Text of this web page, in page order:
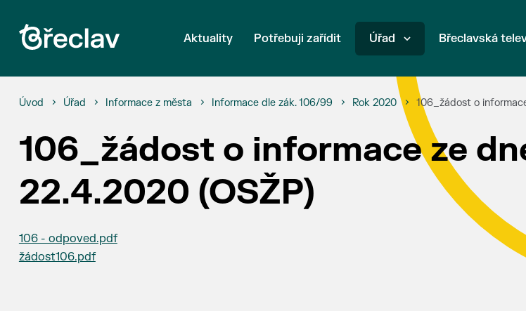
Aktuality Potřebuji zařídit Úřad Břeclavská
Úvod Úřad Informace z města Informace dle zák. 106/99 Rok 2020 106_žádost o
106_žádost o informace ze
22.4.2020 (OSŽP)
106 - odpoved.pdf
žádost106.pdf